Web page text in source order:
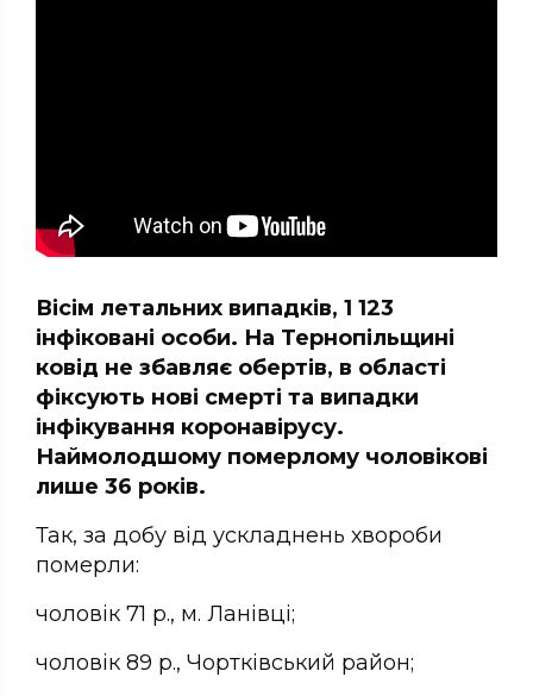
Вісім летальних випадків, 1 123
інфіковані особи. На Тернопільщині
ковід не збавляє обертів, в області
фіксують нові смерті та випадки
інфікування коронавірусу.
Наймолодшому померлому чоловікові
лише 36 років.
Так, за добу від ускладнень хвороби
померли:
чоловік 71 р., м. Ланівці;
чоловік 89 р., Чортківський район;